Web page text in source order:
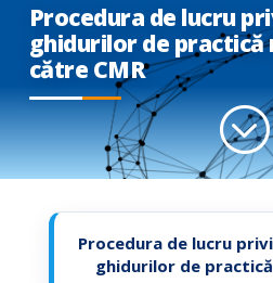
Procedura de lucru
ghidurilor de practică
către CMR
;
Procedura de lucru
ghidurilor de